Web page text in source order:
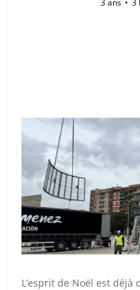
3 ans 3
L’esprit de Noël est déjà